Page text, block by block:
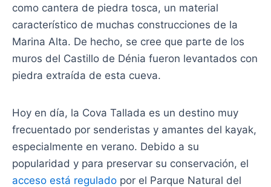
como cantera de piedra tosca, un material
característico de muchas construcciones de la
Marina Alta. De hecho, se cree que parte de los
muros del Castillo de Dénia fueron levantados con
piedra extraída de esta cueva.
Hoy en día, la Cova Tallada es un destino muy
frecuentado por senderistas y amantes del kayak,
especialmente en verano. Debido a su
popularidad y para preservar su conservación, el
acceso está regulado por el Parque Natural del